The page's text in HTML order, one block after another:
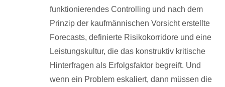
funktionierendes Controlling und nach dem
Prinzip der kaufmännischen Vorsicht erstellte
Forecasts, definierte Risikokorridore und eine
Leistungskultur, die das konstruktiv kritische
Hinterfragen als Erfolgsfaktor begreift. Und
wenn ein Problem eskaliert, dann müssen die